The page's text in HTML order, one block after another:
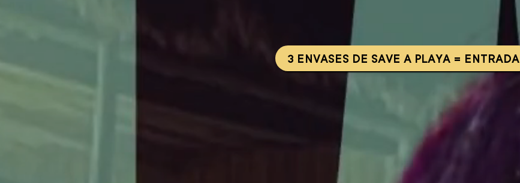
3 ENVASES DE SAVE A PLAYA = ENTRADA